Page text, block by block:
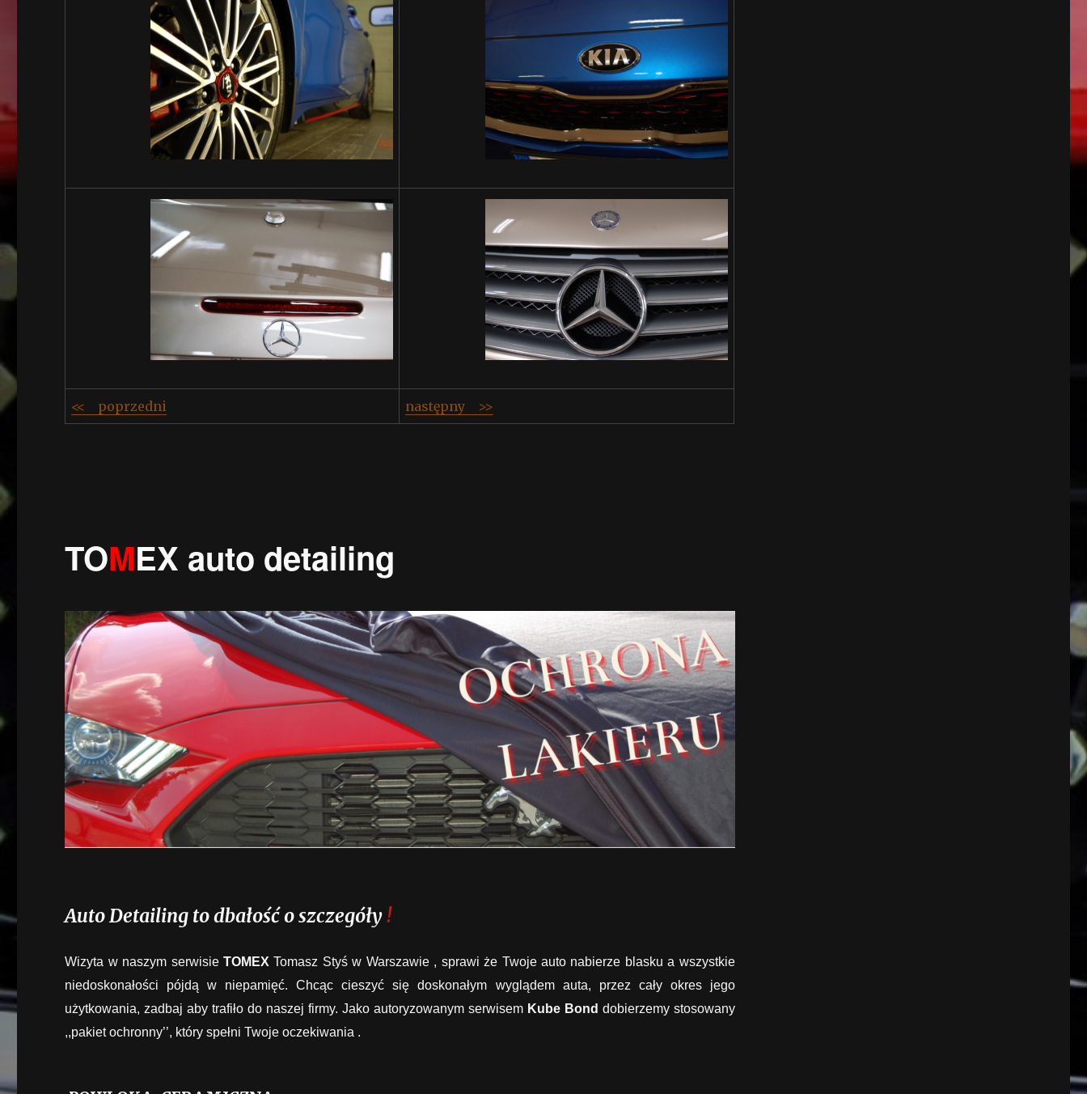
<< poprzedni następny >>
TOMEX auto detailing
Auto Detailing to dbałość o szczegóły!
Wizyta w naszym serwisieTOMEX Tomasz Styś w Warszawie , sprawi że Twoje auto nabierze blasku a wszystkie
niedoskonałości pójdą w niepamięć. Chcąc cieszyć się doskonałym wyglądem auta, przez cały okres jego
użytkowania, zadbaj aby trafiło do naszej firmy. Jako autoryzowanym serwisem Kube Bond dobierzemy stosowany
,,pakiet ochronny’’, który spełni Twoje oczekiwania .